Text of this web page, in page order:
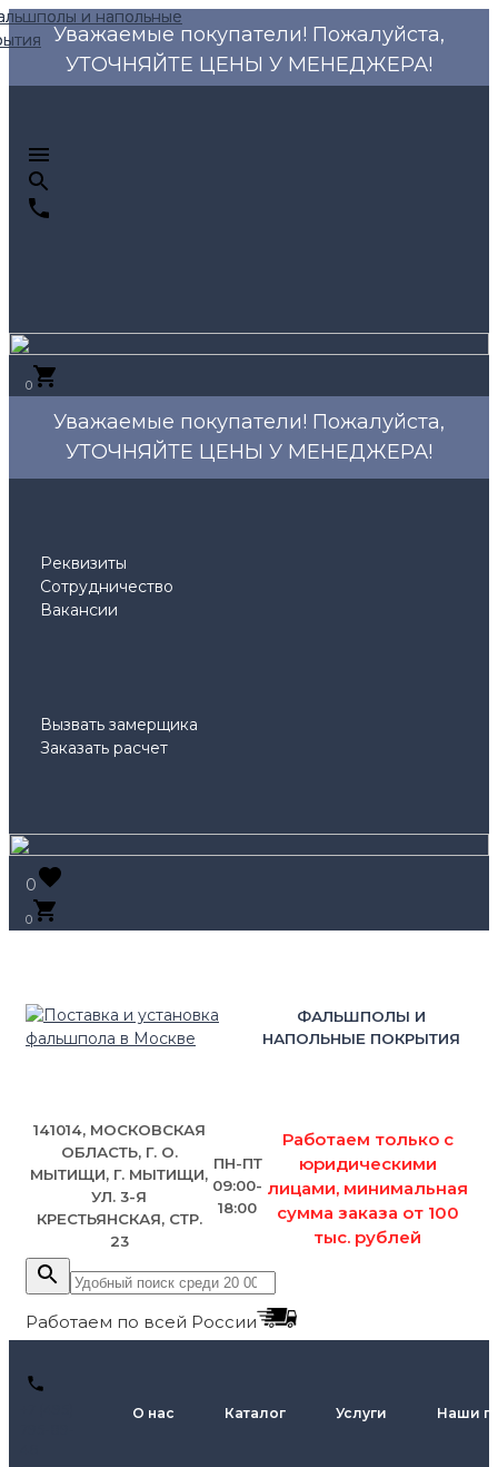
Уважаемые покупатели! Пожалуйста,
УТОЧНЯЙТЕ ЦЕНЫ У МЕНЕДЖЕРА!
0
Уважаемые покупатели! Пожалуйста,
УТОЧНЯЙТЕ ЦЕНЫ У МЕНЕДЖЕРА!
Реквизиты
Сотрудничество
Вакансии
Вызвать замерщика
Заказать расчет
0
0
ФАЛЬШПОЛЫ И
НАПОЛЬНЫЕ ПОКРЫТИЯ
141014, МОСКОВСКАЯ
ОБЛАСТЬ, Г. О.
МЫТИЩИ, Г. МЫТИЩИ,
УЛ. 3-Я
КРЕСТЬЯНСКАЯ, СТР.
23
ПН-ПТ
09:00-
18:00
Работаем только с
юридическими
лицами, минимальная
сумма заказа от 100
тыс. рублей
Работаем по всей России
О нас Каталог Услуги Наши